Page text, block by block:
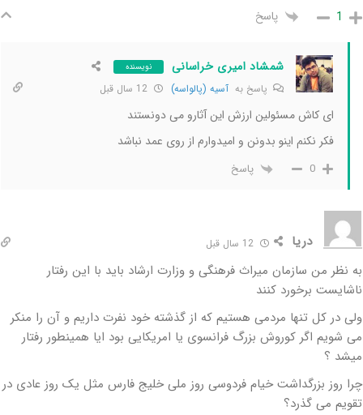
1 پاسخ
شمشاد امیری خراسانی نویسنده
پاسخ به آسیه (پالواسه)
ای کاش مسئولین ارزش این آثارو می دونستند
فکر نکنم اینو بدونن و امیدوارم از روی عمد نباشد
0 پاسخ
دریا
به نظر من سازمان میراث فرهنگی و وزارت ارشاد باید با این رفتار
ناشایست برخورد کنند
ولی در کل تنها مردمی هستیم که از گذشته خود نفرت داریم و آن را منکر
می شویم اگر کوروش بزرگ فرانسوی یا امریکایی بود ایا همینطور رفتار
میشد ؟
چرا روز بزرگداشت خیام فردوسی روز ملی خلیج فارس مثل یک روز عادی در
تقویم می گذرد؟